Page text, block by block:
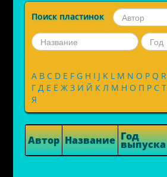
Поиск пластинок
A B C D E F G H I J K L M N O P Q R
Г Д Е Ё Ж З И Й К Л М Н О П Р С Т
Я
Автор Название Год
выпуска